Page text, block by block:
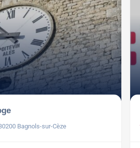
Bagnols-sur-Cèze